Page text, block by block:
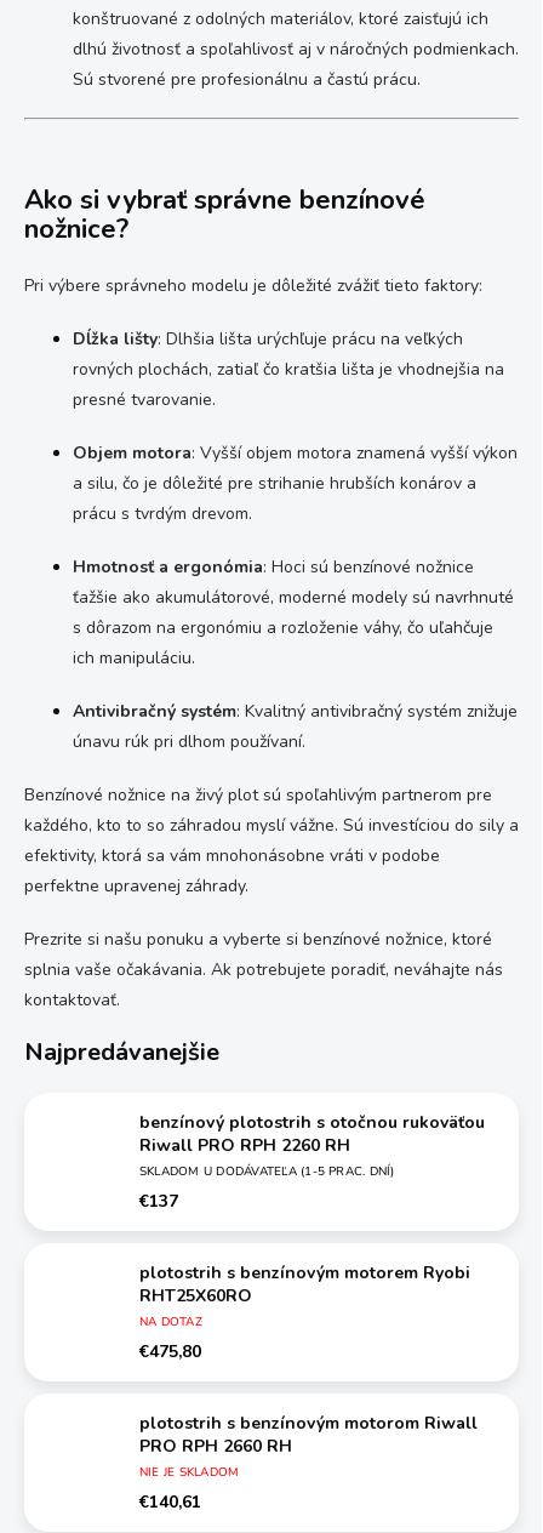
konštruované z odolných materiálov, ktoré zaisťujú ich
dlhú životnosť a spoľahlivosť aj v náročných podmienkach.
Sú stvorené pre profesionálnu a častú prácu.
Ako si vybrať správne benzínové
nožnice?
Pri výbere správneho modelu je dôležité zvážiť tieto faktory:
Dĺžka lišty: Dlhšia lišta urýchľuje prácu na veľkých
rovných plochách, zatiaľ čo kratšia lišta je vhodnejšia na
presné tvarovanie.
Objem motora: Vyšší objem motora znamená vyšší výkon
a silu, čo je dôležité pre strihanie hrubších konárov a
prácu s tvrdým drevom.
Hmotnosť a ergonómia: Hoci sú benzínové nožnice
ťažšie ako akumulátorové, moderné modely sú navrhnuté
s dôrazom na ergonómiu a rozloženie váhy, čo uľahčuje
ich manipuláciu.
Antivibračný systém: Kvalitný antivibračný systém znižuje
únavu rúk pri dlhom používaní.
Benzínové nožnice na živý plot sú spoľahlivým partnerom pre
každého, kto to so záhradou myslí vážne. Sú investíciou do sily a
efektivity, ktorá sa vám mnohonásobne vráti v podobe
perfektne upravenej záhrady.
Prezrite si našu ponuku a vyberte si benzínové nožnice, ktoré
splnia vaše očakávania. Ak potrebujete poradiť, neváhajte nás
kontaktovať.
Najpredávanejšie
benzínový plotostrih s otočnou rukoväťou
Riwall PRO RPH 2260 RH
SKLADOM U DODÁVATEĽA (1-5 PRAC. DNÍ)
€137
plotostrih s benzínovým motorem Ryobi
RHT25X60RO
NA DOTAZ
€475,80
plotostrih s benzínovým motorom Riwall
PRO RPH 2660 RH
NIE JE SKLADOM
€140,61